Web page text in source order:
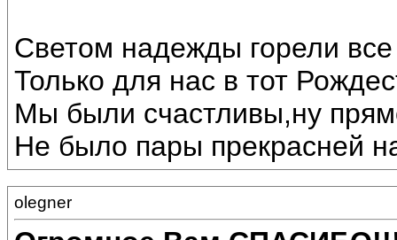
Светом надежды горели все
Только для нас в тот
Мы были счастливы,ну
Не было пары прекрасней
olegner